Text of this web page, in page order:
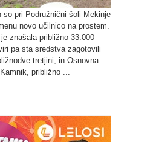
so pri Podružnični šoli Mekinje
novo učilnico na prostem.
znašala približno 33.000
pa sta sredstva zagotovili
tretjini, in Osnovna
približno ...